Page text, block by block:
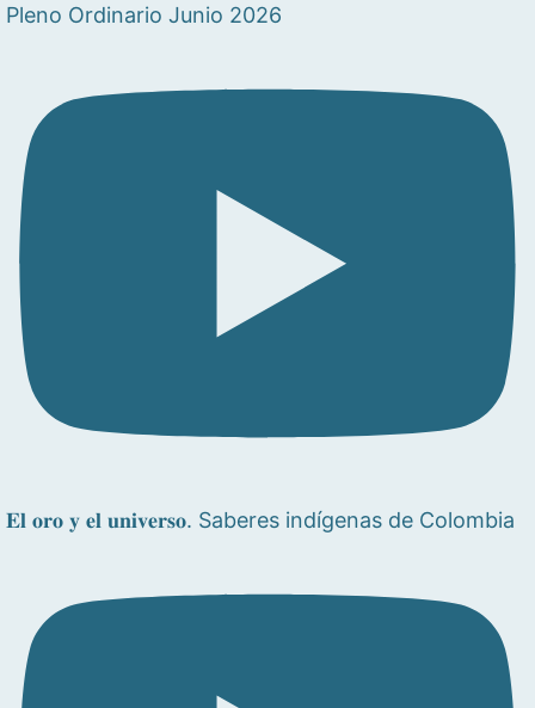
Pleno Ordinario Junio 2026
𝐄𝐥 𝐨𝐫𝐨 𝐲 𝐞𝐥 𝐮𝐧𝐢𝐯𝐞𝐫𝐬𝐨. Saberes indígenas de Colombia